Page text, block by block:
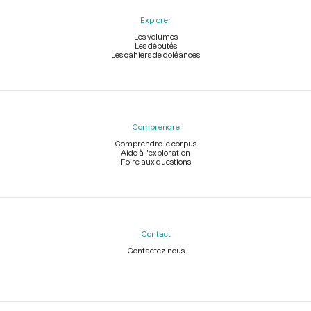
Explorer
Les volumes
Les députés
Les cahiers de doléances
Comprendre
Comprendre le corpus
Aide à l'exploration
Foire aux questions
Contact
Contactez-nous
Légal